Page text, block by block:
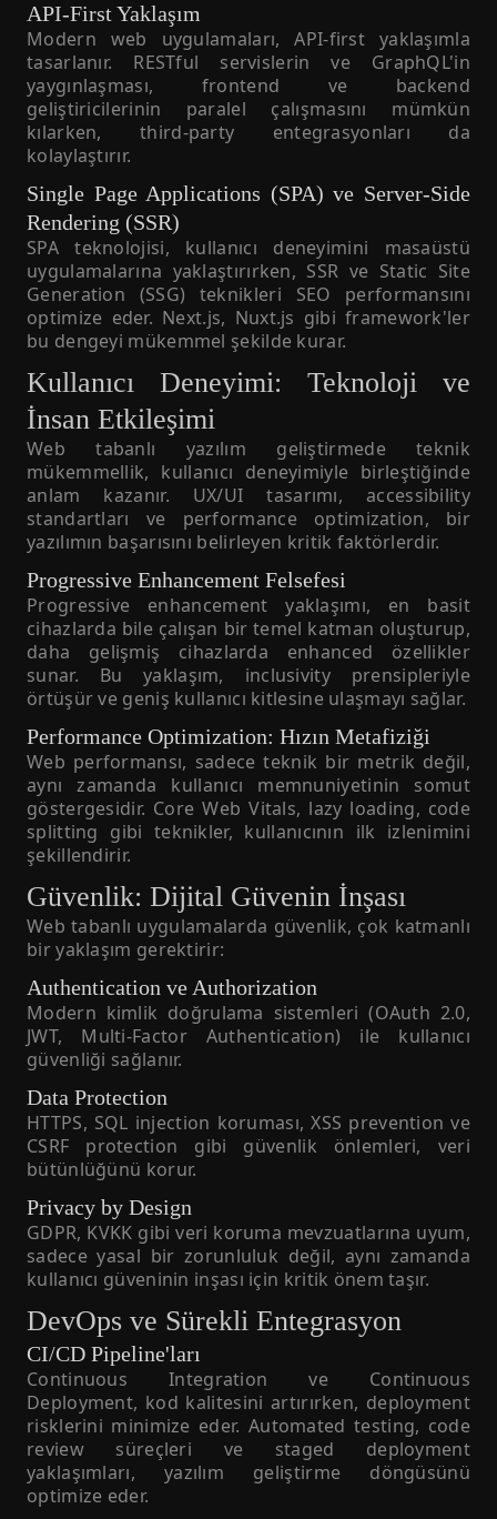
API-First Yaklaşım
Modern web uygulamaları, API-first yaklaşımla
tasarlanır. RESTful servislerin ve GraphQL'in
yaygınlaşması, frontend ve backend
geliştiricilerinin paralel çalışmasını mümkün
kılarken, third-party entegrasyonları da
kolaylaştırır.
Single Page Applications (SPA) ve Server-Side
Rendering (SSR)
SPA teknolojisi, kullanıcı deneyimini masaüstü
uygulamalarına yaklaştırırken, SSR ve Static Site
Generation (SSG) teknikleri SEO performansını
optimize eder. Next.js, Nuxt.js gibi framework'ler
bu dengeyi mükemmel şekilde kurar.
Kullanıcı Deneyimi: Teknoloji ve
İnsan Etkileşimi
Web tabanlı yazılım geliştirmede teknik
mükemmellik, kullanıcı deneyimiyle birleştiğinde
anlam kazanır. UX/UI tasarımı, accessibility
standartları ve performance optimization, bir
yazılımın başarısını belirleyen kritik faktörlerdir.
Progressive Enhancement Felsefesi
Progressive enhancement yaklaşımı, en basit
cihazlarda bile çalışan bir temel katman oluşturup,
daha gelişmiş cihazlarda enhanced özellikler
sunar. Bu yaklaşım, inclusivity prensipleriyle
örtüşür ve geniş kullanıcı kitlesine ulaşmayı sağlar.
Performance Optimization: Hızın Metafiziği
Web performansı, sadece teknik bir metrik değil,
aynı zamanda kullanıcı memnuniyetinin somut
göstergesidir. Core Web Vitals, lazy loading, code
splitting gibi teknikler, kullanıcının ilk izlenimini
şekillendirir.
Güvenlik: Dijital Güvenin İnşası
Web tabanlı uygulamalarda güvenlik, çok katmanlı
bir yaklaşım gerektirir:
Authentication ve Authorization
Modern kimlik doğrulama sistemleri (OAuth 2.0,
JWT, Multi-Factor Authentication) ile kullanıcı
güvenliği sağlanır.
Data Protection
HTTPS, SQL injection koruması, XSS prevention ve
CSRF protection gibi güvenlik önlemleri, veri
bütünlüğünü korur.
Privacy by Design
GDPR, KVKK gibi veri koruma mevzuatlarına uyum,
sadece yasal bir zorunluluk değil, aynı zamanda
kullanıcı güveninin inşası için kritik önem taşır.
DevOps ve Sürekli Entegrasyon
CI/CD Pipeline'ları
Continuous Integration ve Continuous
Deployment, kod kalitesini artırırken, deployment
risklerini minimize eder. Automated testing, code
review süreçleri ve staged deployment
yaklaşımları, yazılım geliştirme döngüsünü
optimize eder.